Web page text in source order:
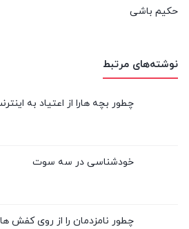
حکیم باشی
نوشته‌های مرتبط
چطور بچه هارا از اعتیاد به
خودشناسی در سه سوت
چطور نامزدمان را از روی کفش